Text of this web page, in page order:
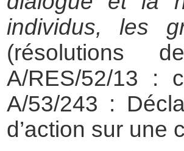
individus, les
(résolutions
A/RES/52/13 :
A/53/243 :
d’action sur une